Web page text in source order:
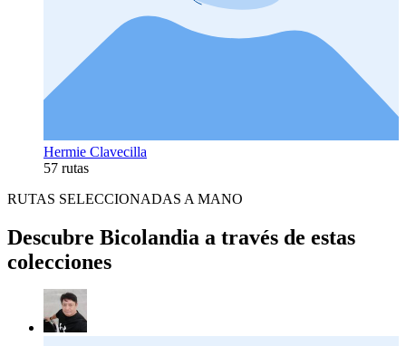
Hermie Clavecilla
57 rutas
RUTAS SELECCIONADAS A MANO
Descubre Bicolandia a través de estas
colecciones